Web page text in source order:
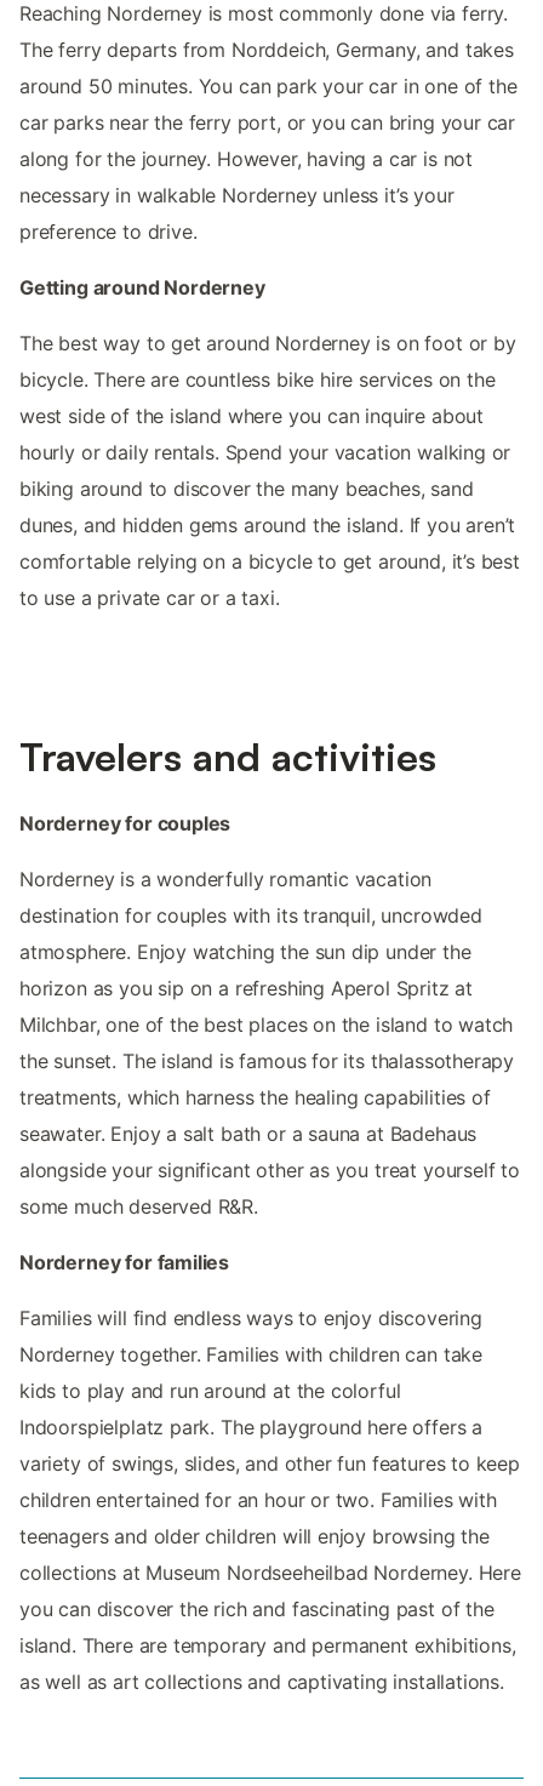
Reaching Norderney is most commonly done via ferry.
The ferry departs from Norddeich, Germany, and takes
around 50 minutes. You can park your car in one of the
car parks near the ferry port, or you can bring your car
along for the journey. However, having a car is not
necessary in walkable Norderney unless it’s your
preference to drive.
Getting around Norderney
The best way to get around Norderney is on foot or by
bicycle. There are countless bike hire services on the
west side of the island where you can inquire about
hourly or daily rentals. Spend your vacation walking or
biking around to discover the many beaches, sand
dunes, and hidden gems around the island. If you aren’t
comfortable relying on a bicycle to get around, it’s best
to use a private car or a taxi.
Travelers and activities
Norderney for couples
Norderney is a wonderfully romantic vacation
destination for couples with its tranquil, uncrowded
atmosphere. Enjoy watching the sun dip under the
horizon as you sip on a refreshing Aperol Spritz at
Milchbar, one of the best places on the island to watch
the sunset. The island is famous for its thalassotherapy
treatments, which harness the healing capabilities of
seawater. Enjoy a salt bath or a sauna at Badehaus
alongside your significant other as you treat yourself to
some much deserved R&R.
Norderney for families
Families will find endless ways to enjoy discovering
Norderney together. Families with children can take
kids to play and run around at the colorful
Indoorspielplatz park. The playground here offers a
variety of swings, slides, and other fun features to keep
children entertained for an hour or two. Families with
teenagers and older children will enjoy browsing the
collections at Museum Nordseeheilbad Norderney. Here
you can discover the rich and fascinating past of the
island. There are temporary and permanent exhibitions,
as well as art collections and captivating installations.